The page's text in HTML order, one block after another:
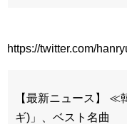
https://twitter.com/
【最新ニュース】
ギ)」、ベスト名曲